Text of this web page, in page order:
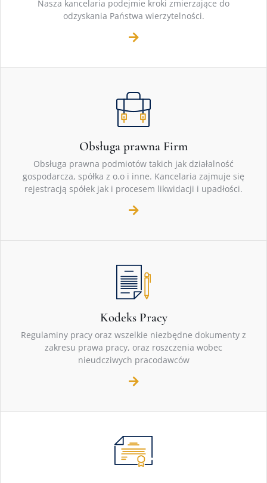
Nasza kancelaria podejmie kroki zmierzające do
odzyskania Państwa wierzytelności.
Obsługa prawna Firm
Obsługa prawna podmiotów takich jak działalność
gospodarcza, spółka z o.o i inne. Kancelaria zajmuje się
rejestracją spółek jak i procesem likwidacji i upadłości.
Kodeks Pracy
Regulaminy pracy oraz wszelkie niezbędne dokumenty z
zakresu prawa pracy, oraz roszczenia wobec
nieudcziwych pracodawców